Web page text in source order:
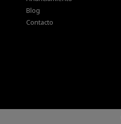
Blog
Contacto